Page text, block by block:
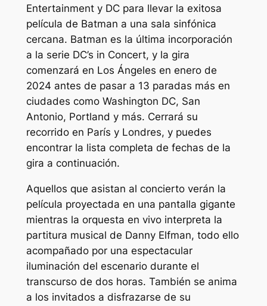
Entertainment y DC para llevar la exitosa
película de Batman a una sala sinfónica
cercana. Batman es la última incorporación
a la serie DC’s in Concert, y la gira
comenzará en Los Ángeles en enero de
2024 antes de pasar a 13 paradas más en
ciudades como Washington DC, San
Antonio, Portland y más. Cerrará su
recorrido en París y Londres, y puedes
encontrar la lista completa de fechas de la
gira a continuación.
Aquellos que asistan al concierto verán la
película proyectada en una pantalla gigante
mientras la orquesta en vivo interpreta la
partitura musical de Danny Elfman, todo ello
acompañado por una espectacular
iluminación del escenario durante el
transcurso de dos horas. También se anima
a los invitados a disfrazarse de su